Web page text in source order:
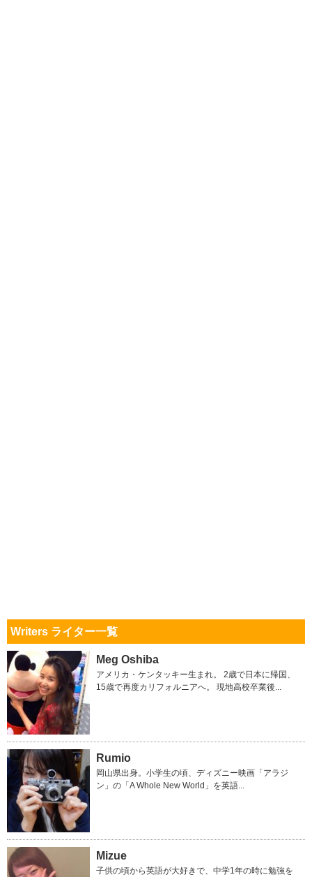
Writers ライター一覧
Meg Oshiba
アメリカ・ケンタッキー生まれ。 2歳で日本に帰国、
15歳で再度カリフォルニアへ。 現地高校卒業後...
Rumio
岡山県出身。小学生の頃、ディズニー映画「アラジ
ン」の「A Whole New World」を英語...
Mizue
子供の頃から英語が大好きで、中学1年の時に勉強を